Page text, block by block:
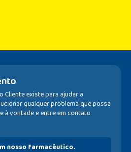
Cliente existe para ajudar a
qualquer problema que possa
à vontade e entre em contato
nosso farmacêutico.